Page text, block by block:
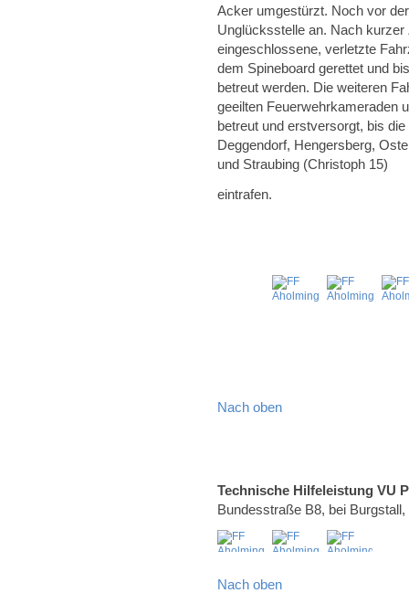
Acker umgestürzt. Noch vor
Unglücksstelle an. Nach
eingeschlossene, verletzte
dem Spineboard gerettet und
betreut werden. Die weiteren
geeilten Feuerwehrkameraden
betreut und erstversorgt, bis
Deggendorf, Hengersberg,
und Straubing (Christoph 15)
eintrafen.
Nach oben
Technische Hilfeleistung VU
Bundesstraße B8, bei
Nach oben